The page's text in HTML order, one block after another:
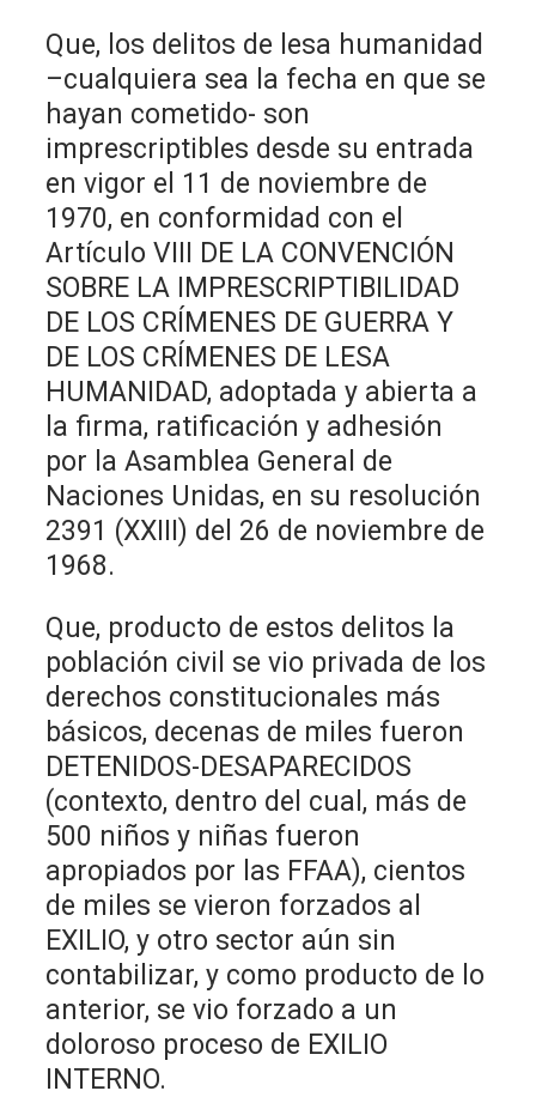
Que, los delitos de lesa humanidad
–cualquiera sea la fecha en que se
hayan cometido- son
imprescriptibles desde su entrada
en vigor el 11 de noviembre de
1970, en conformidad con el
Artículo VIII DE LA CONVENCIÓN
SOBRE LA IMPRESCRIPTIBILIDAD
DE LOS CRÍMENES DE GUERRA Y
DE LOS CRÍMENES DE LESA
HUMANIDAD, adoptada y abierta a
la firma, ratificación y adhesión
por la Asamblea General de
Naciones Unidas, en su resolución
2391 (XXIII) del 26 de noviembre de
1968.
Que, producto de estos delitos la
población civil se vio privada de los
derechos constitucionales más
básicos, decenas de miles fueron
DETENIDOS-DESAPARECIDOS
(contexto, dentro del cual, más de
500 niños y niñas fueron
apropiados por las FFAA), cientos
de miles se vieron forzados al
EXILIO, y otro sector aún sin
contabilizar, y como producto de lo
anterior, se vio forzado a un
doloroso proceso de EXILIO
INTERNO.